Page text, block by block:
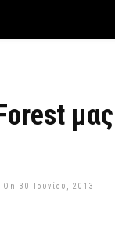
On 30 Ιουνίου, 2013